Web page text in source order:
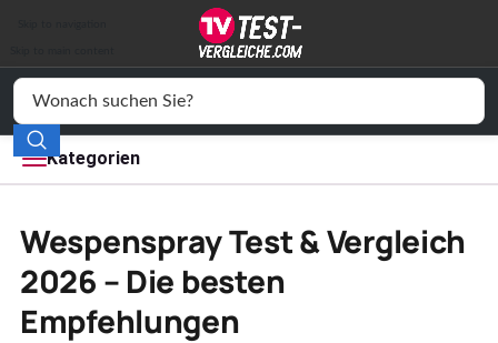
Kategorien
Elektronik
Freizeit
Wohnen
Wespenspray Test & Vergleich
2026 – Die besten
Empfehlungen